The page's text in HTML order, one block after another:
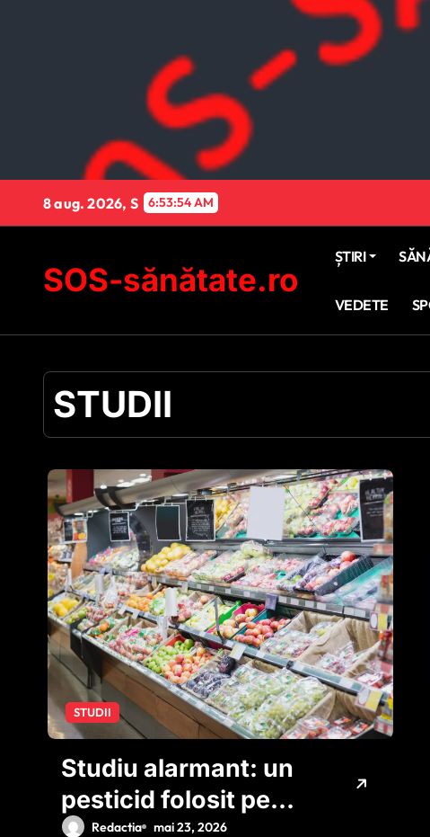
8 aug. 2026, S 6:53:55 AM
SOS-sănătate.ro
ȘTIRI
VEDETE
STUDII
STUDII
Studiu alarmant: un
pesticid folosit pe
Redactia mai 23, 2026